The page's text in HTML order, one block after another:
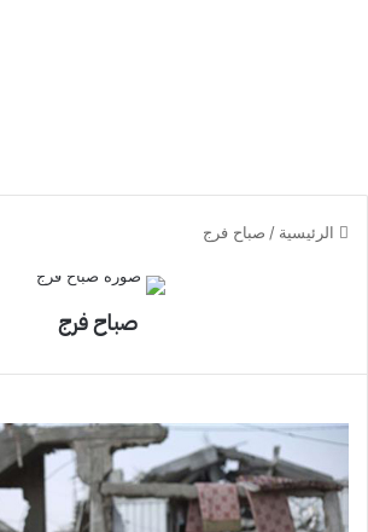
الرئيسية / صباح فرج
صباح فرج